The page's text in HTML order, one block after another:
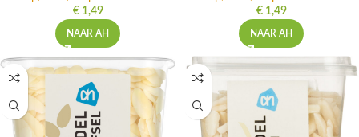
€1,49
NAAR AH
€1,49
NAAR AH